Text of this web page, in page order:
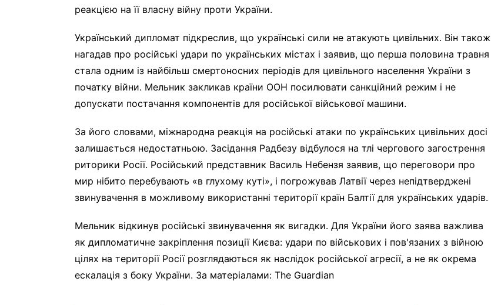
реакцією на її власну війну проти України.
Український дипломат підкреслив, що українські сили не атакують цивільних. Він також
нагадав про російські удари по українських містах і заявив, що перша половина травня
стала одним із найбільш смертоносних періодів для цивільного населення України з
початку війни. Мельник закликав країни ООН посилювати санкційний режим і не
допускати постачання компонентів для російської військової машини.
За його словами, міжнародна реакція на російські атаки по українських цивільних досі
залишається недостатньою. Засідання Радбезу відбулося на тлі чергового загострення
риторики Росії. Російський представник Василь Небензя заявив, що переговори про
мир нібито перебувають «в глухому куті», і погрожував Латвії через непідтверджені
звинувачення в можливому використанні території країн Балтії для українських ударів.
Мельник відкинув російські звинувачення як вигадки. Для України його заява важлива
як дипломатичне закріплення позиції Києва: удари по військових і пов'язаних з війною
цілях на території Росії розглядаються як наслідок російської агресії, а не як окрема
ескалація з боку України. За матеріалами: The Guardian